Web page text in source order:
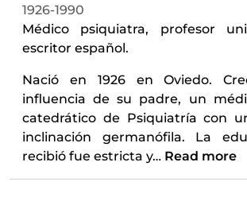
1926-1990
Médico psiquiatra, profesor
escritor español.
Nació en 1926 en Oviedo.
influencia de su padre, un
catedrático de Psiquiatría con
inclinación germanófila. La
recibió fue estricta y… Read more